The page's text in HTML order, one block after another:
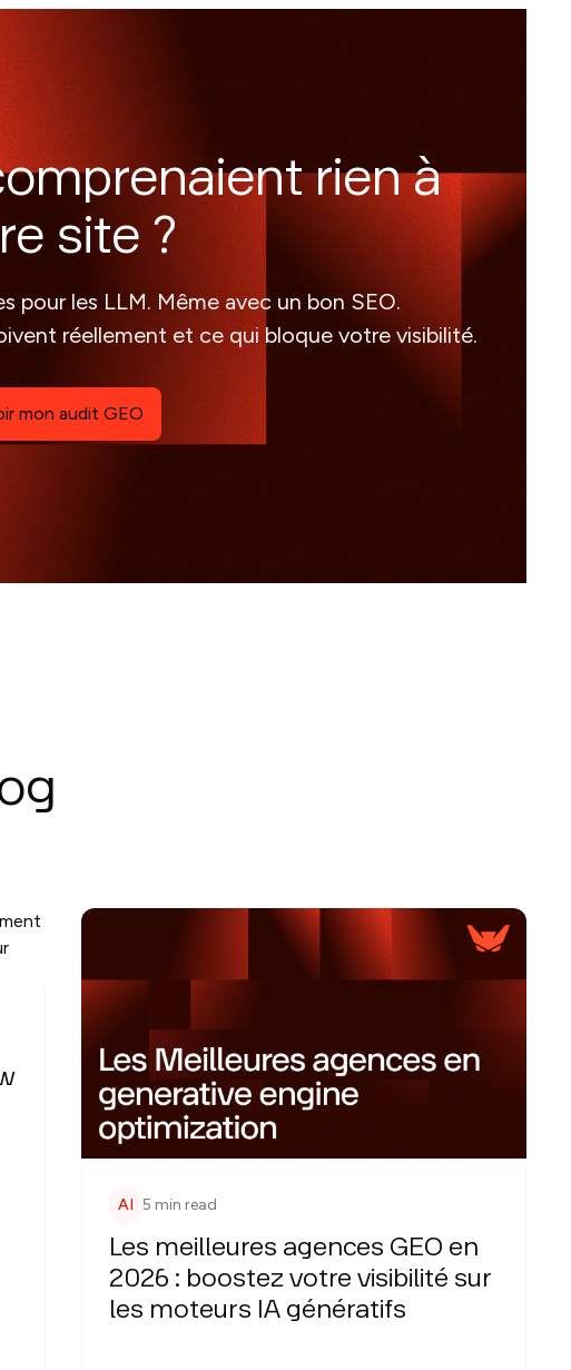
rien à
site ?
pour les LLM. Même avec un bon SEO.
réellement et ce qui bloque votre visibilité.
mon audit GEO
AI 5 min read
Les meilleures agences GEO en
2026 : boostez votre visibilité sur
les moteurs IA génératifs